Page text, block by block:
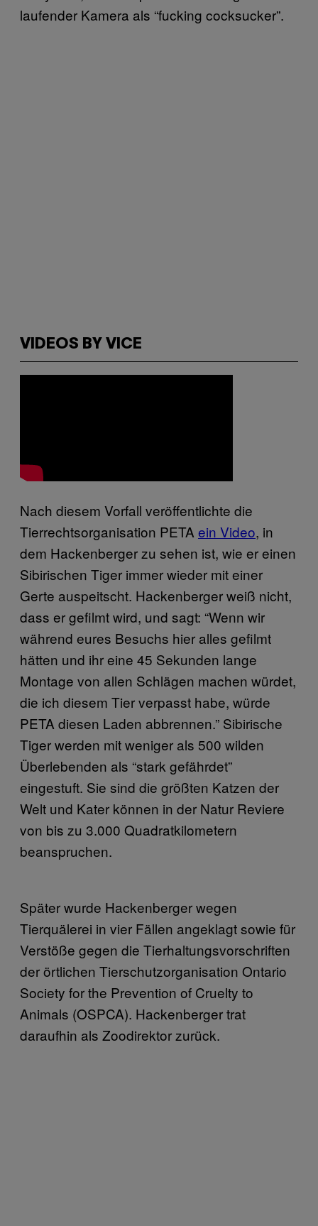
laufender Kamera als “fucking cocksucker”.
VIDEOS BY VICE
Nach diesem Vorfall veröffentlichte die
Tierrechtsorganisation PETA ein Video, in
dem Hackenberger zu sehen ist, wie er einen
Sibirischen Tiger immer wieder mit einer
Gerte auspeitscht. Hackenberger weiß nicht,
dass er gefilmt wird, und sagt: “Wenn wir
während eures Besuchs hier alles gefilmt
hätten und ihr eine 45 Sekunden lange
Montage von allen Schlägen machen würdet,
die ich diesem Tier verpasst habe, würde
PETA diesen Laden abbrennen.” Sibirische
Tiger werden mit weniger als 500 wilden
Überlebenden als “stark gefährdet”
eingestuft. Sie sind die größten Katzen der
Welt und Kater können in der Natur Reviere
von bis zu 3.000 Quadratkilometern
beanspruchen.
Später wurde Hackenberger wegen
Tierquälerei in vier Fällen angeklagt sowie für
Verstöße gegen die Tierhaltungsvorschriften
der örtlichen Tierschutzorganisation Ontario
Society for the Prevention of Cruelty to
Animals (OSPCA). Hackenberger trat
daraufhin als Zoodirektor zurück.